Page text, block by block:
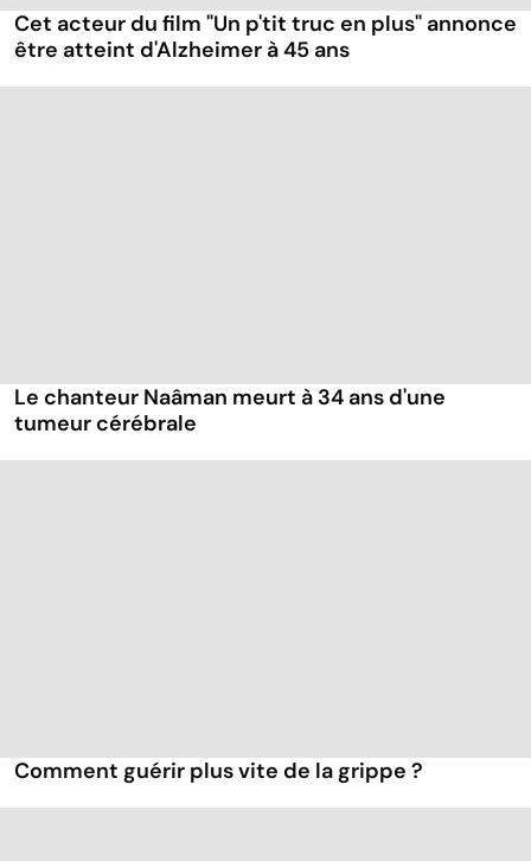
Cet acteur du film "Un p'tit truc en plus" annonce
être atteint d'Alzheimer à 45 ans
Le chanteur Naâman meurt à 34 ans d'une
tumeur cérébrale
Comment guérir plus vite de la grippe ?